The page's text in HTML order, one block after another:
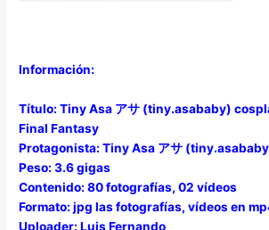
Información:
Título: Tiny Asa アサ (tiny.asababy)
Final Fantasy
Protagonista: Tiny Asa アサ
Peso: 3.6 gigas
Contenido: 80 fotografías, 02 vídeos
Formato: jpg las fotografías, vídeos en
Uploader: Luis Fernando